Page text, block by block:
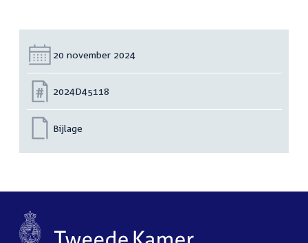
Datum:
20 november 2024
Nummer:
2024D45118
Bijlage